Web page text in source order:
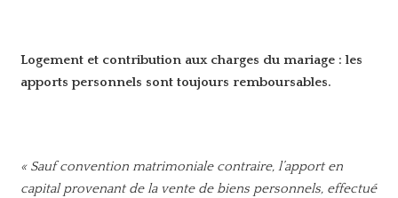
Logement et contribution aux charges du mariage : les
apports personnels sont toujours remboursables.
« Sauf convention matrimoniale contraire, l’apport en
capital provenant de la vente de biens personnels, effectué